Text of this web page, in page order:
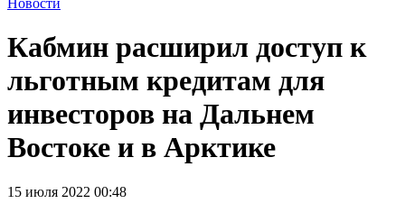
Новости
Кабмин расширил доступ к
льготным кредитам для
инвесторов на Дальнем
Востоке и в Арктике
15 июля 2022 00:48